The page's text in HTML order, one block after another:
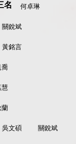
名 何卓琳
關銳斌
黃銘言
喬
慧
蘭
吳文碩 關銳斌